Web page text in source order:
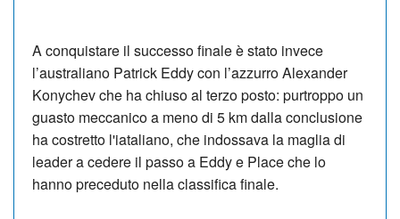
A conquistare il successo finale è stato invece
l’australiano Patrick Eddy con l’azzurro Alexander
Konychev che ha chiuso al terzo posto: purtroppo un
guasto meccanico a meno di 5 km dalla conclusione
ha costretto l'iataliano, che indossava la maglia di
leader a cedere il passo a Eddy e Place che lo
hanno preceduto nella classifica finale.